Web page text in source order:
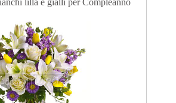
lilla e gialli per Compleanno